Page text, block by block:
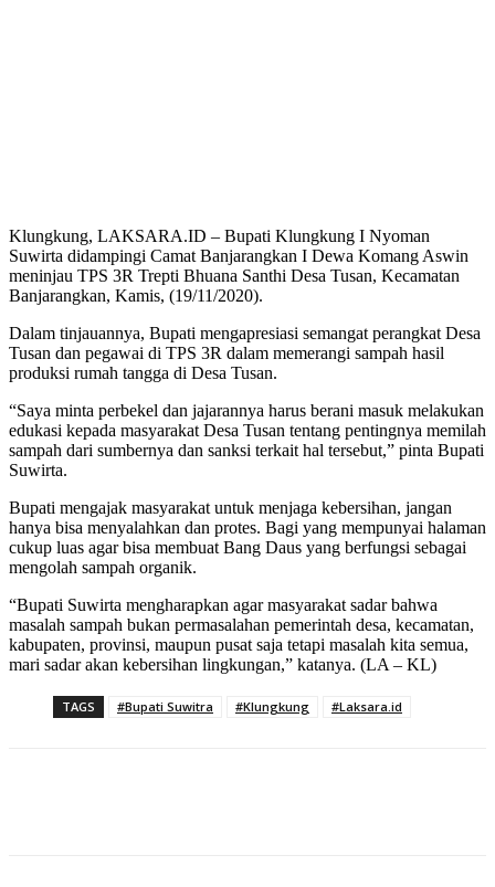
Klungkung, LAKSARA.ID – Bupati Klungkung I Nyoman
Suwirta didampingi Camat Banjarangkan I Dewa Komang Aswin
meninjau TPS 3R Trepti Bhuana Santhi Desa Tusan, Kecamatan
Banjarangkan, Kamis, (19/11/2020).
Dalam tinjauannya, Bupati mengapresiasi semangat perangkat Desa
Tusan dan pegawai di TPS 3R dalam memerangi sampah hasil
produksi rumah tangga di Desa Tusan.
“Saya minta perbekel dan jajarannya harus berani masuk melakukan
edukasi kepada masyarakat Desa Tusan tentang pentingnya memilah
sampah dari sumbernya dan sanksi terkait hal tersebut,” pinta Bupati
Suwirta.
Bupati mengajak masyarakat untuk menjaga kebersihan, jangan
hanya bisa menyalahkan dan protes. Bagi yang mempunyai halaman
cukup luas agar bisa membuat Bang Daus yang berfungsi sebagai
mengolah sampah organik.
“Bupati Suwirta mengharapkan agar masyarakat sadar bahwa
masalah sampah bukan permasalahan pemerintah desa, kecamatan,
kabupaten, provinsi, maupun pusat saja tetapi masalah kita semua,
mari sadar akan kebersihan lingkungan,” katanya. (LA – KL)
TAGS #Bupati Suwitra #Klungkung #Laksara.id